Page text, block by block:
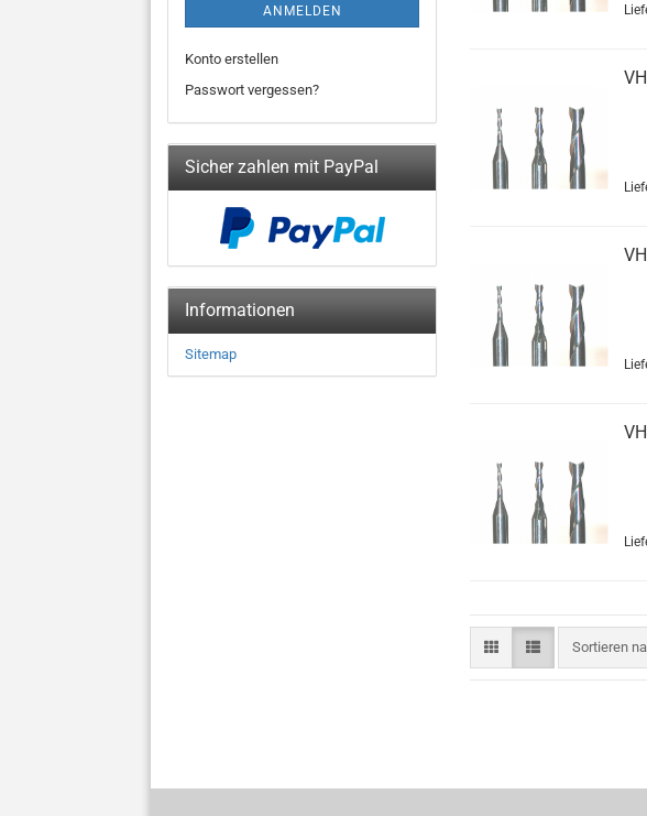
Sortieren
Sortieren
ANMELDEN
Konto erstellen
Passwort vergessen?
Sicher zahlen mit PayPal
Informationen
Sitemap